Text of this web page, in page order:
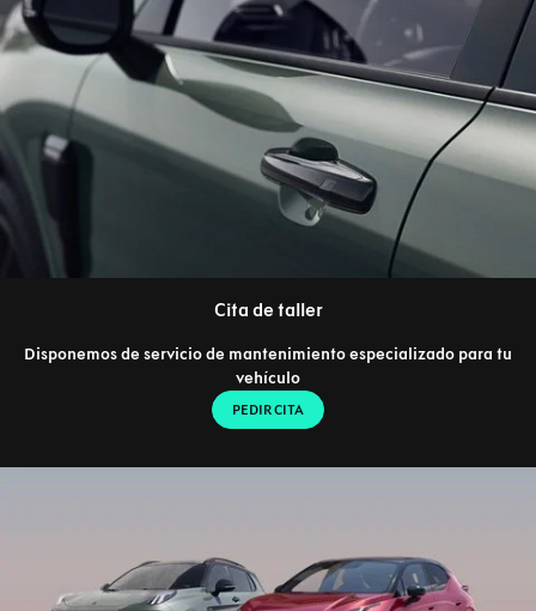
Cita de taller
Disponemos de servicio de mantenimiento especializado para tu
vehículo
PEDIR CITA